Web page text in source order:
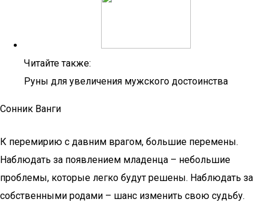
Читайте также:
Руны для увеличения мужского достоинства
Сонник Ванги
К перемирию с давним врагом, большие перемены.
Наблюдать за появлением младенца – небольшие
проблемы, которые легко будут решены. Наблюдать за
собственными родами – шанс изменить свою судьбу.